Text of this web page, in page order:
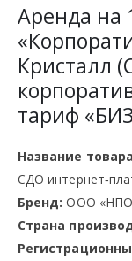
Аренда на
Кристалл
тариф
Название
СДО
Бренд: ООО «НПО
Страна